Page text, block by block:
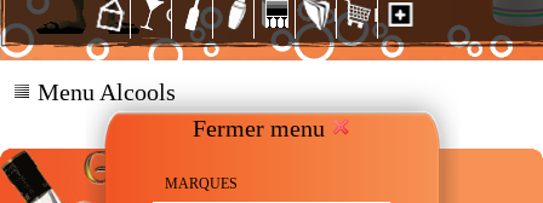
Fermer menu
MARQUES
Menu Alcools